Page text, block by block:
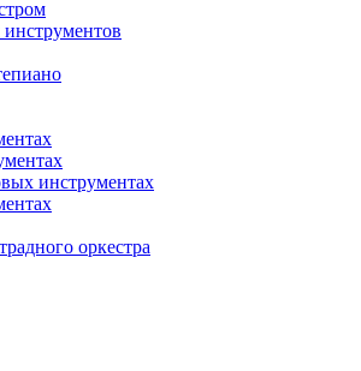
инструментах
оркестра